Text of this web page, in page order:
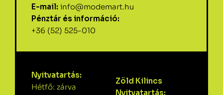
E-mail: info@modemart.hu
Pénztár és információ:
+36 (52) 525-010
Nyitvatartás:
Hétfő: zárva
Zöld Kilincs
Nyitvatartás: